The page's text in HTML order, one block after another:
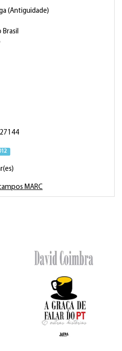
(Antiguidade)
Brasil
MARC